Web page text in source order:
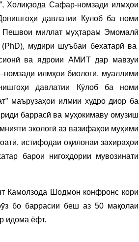
Холиқзода Сафар-номзади илмҳои
давлатии Кӯлоб ба номи
Пешвои миллат муҳтарам Эмомалӣ
мудири шуъбаи бехатарӣ ва
ва ядроии АМИТ дар мавзуи
илмҳои биологӣ, муаллими
давлатии Кӯлоб ба номи
маърузаҳои илмии худро диор ба
баррасӣ ва муҳокимаву омузиш
экологӣ аз вазифаҳои муҳими
истифодаи оқилонаи захираҳои
барои нигоҳдории мувозинати
Камолзода Шодмон конфронс кори
бо баррасии беш аз 50 мақолаи
идома ёфт.